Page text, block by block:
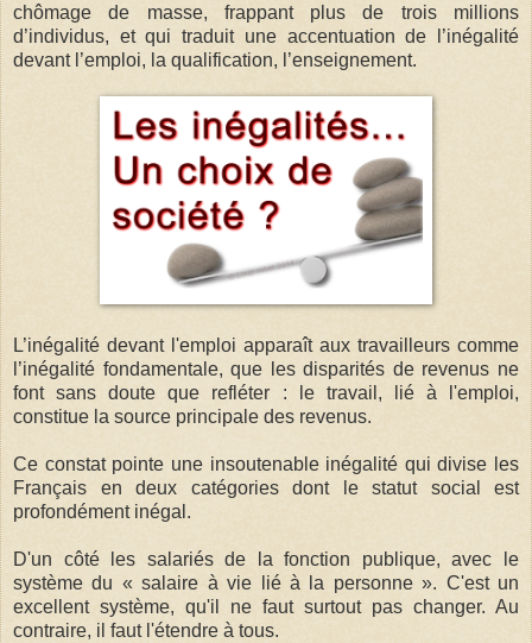
chômage de masse, frappant plus de trois millions
d’individus, et qui traduit une accentuation de l’inégalité
devant l’emploi, la qualification, l’enseignement.
L’inégalité devant l'emploi apparaît aux travailleurs comme
l’inégalité fondamentale, que les disparités de revenus ne
font sans doute que refléter : le travail, lié à l'emploi,
constitue la source principale des revenus.
Ce constat pointe une insoutenable inégalité qui divise les
Français en deux catégories dont le statut social est
profondément inégal.
D'un côté les salariés de la fonction publique, avec le
système du « salaire à vie lié à la personne ». C'est un
excellent système, qu'il ne faut surtout pas changer. Au
contraire, il faut l'étendre à tous.